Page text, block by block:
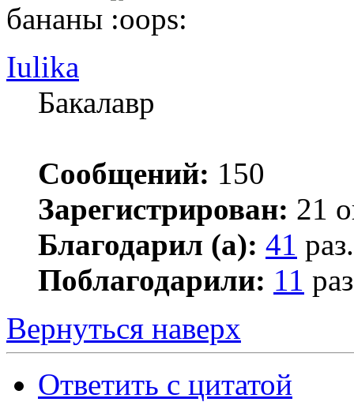
бананы
Iulika
Бакалавр
Сообщений: 150
Зарегистрирован: 21
Благодарил (а): 41 раз.
Поблагодарили: 11
Вернуться наверх
Ответить с цитатой